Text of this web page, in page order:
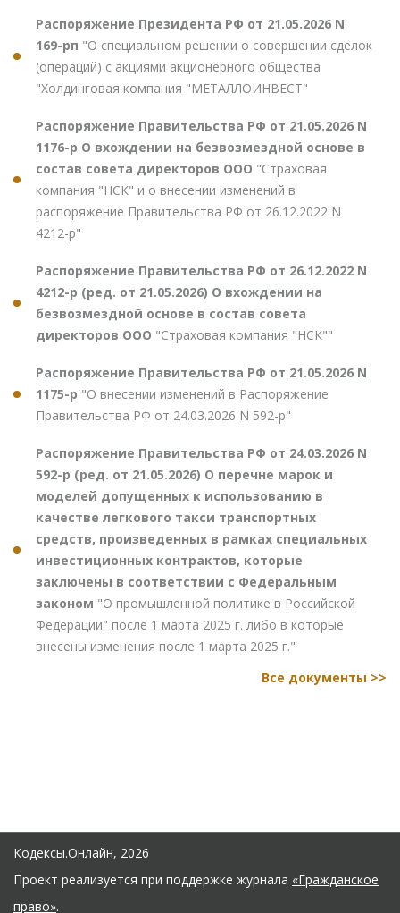
Распоряжение Президента РФ от 21.05.2026 N
169-рп "О специальном решении о совершении сделок
(операций) с акциями акционерного общества
"Холдинговая компания "МЕТАЛЛОИНВЕСТ"
Распоряжение Правительства РФ от 21.05.2026 N
1176-р О вхождении на безвозмездной основе в
состав совета директоров ООО "Страховая
компания "НСК" и о внесении изменений в
распоряжение Правительства РФ от 26.12.2022 N
4212-р"
Распоряжение Правительства РФ от 26.12.2022 N
4212-р (ред. от 21.05.2026) О вхождении на
безвозмездной основе в состав совета
директоров ООО "Страховая компания "НСК""
Распоряжение Правительства РФ от 21.05.2026 N
1175-р "О внесении изменений в Распоряжение
Правительства РФ от 24.03.2026 N 592-р"
Распоряжение Правительства РФ от 24.03.2026 N
592-р (ред. от 21.05.2026) О перечне марок и
моделей допущенных к использованию в
качестве легкового такси транспортных
средств, произведенных в рамках специальных
инвестиционных контрактов, которые
заключены в соответствии с Федеральным
законом "О промышленной политике в Российской
Федерации" после 1 марта 2025 г. либо в которые
внесены изменения после 1 марта 2025 г."
Все документы >>
Кодексы.Онлайн, 2026
Проект реализуется при поддержке журнала «Гражданское
право».